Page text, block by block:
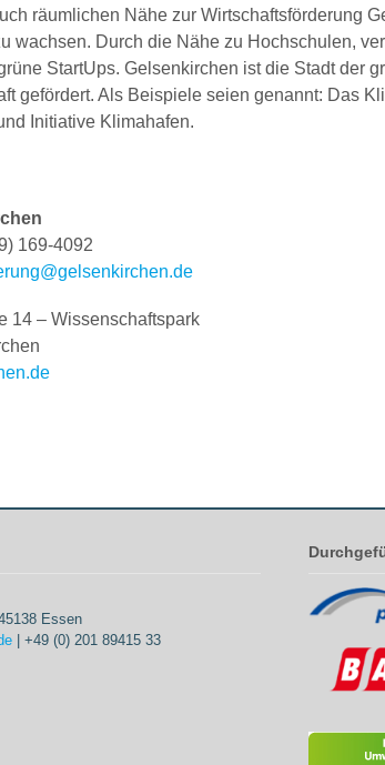
räumlichen Nähe zur Wirtschaftsförderung
wachsen. Durch die Nähe zu Hochschulen,
StartUps. Gelsenkirchen ist die Stadt der
gefördert. Als Beispiele seien genannt: Das
Initiative Klimahafen.
169-4092
14 – Wissenschaftspark
Essen
| +49 (0) 201 89415 33